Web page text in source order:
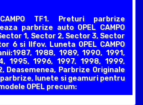
TF1. Preturi parbrize
parbrize auto OPEL CAMPO
1, Sector 2, Sector 3, Sector
6 si Ilfov. Luneta OPEL CAMPO
1988, 1989, 1990, 1991,
1995, 1996, 1997, 1998, 1999,
Deasemenea, Parbrize Originale
lunete si geamuri pentru
OPEL precum: